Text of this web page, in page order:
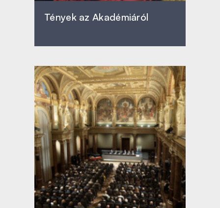
Tények az Akadémiáról